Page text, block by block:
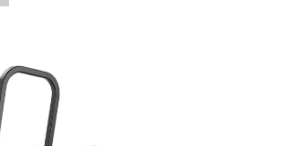
z
hvězdiček.